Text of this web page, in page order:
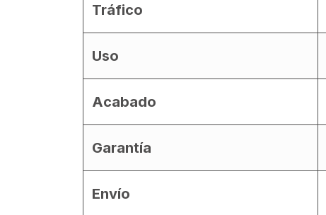
Tráfico
Uso
Acabado
Garantía
Envío